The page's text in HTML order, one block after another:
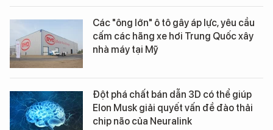
Các "ông lớn" ô tô gây áp lực, yêu cầu
cấm các hãng xe hơi Trung Quốc xây
nhà máy tại Mỹ
Đột phá chất bán dẫn 3D có thể giúp
Elon Musk giải quyết vấn đề đào thải
chip não của Neuralink